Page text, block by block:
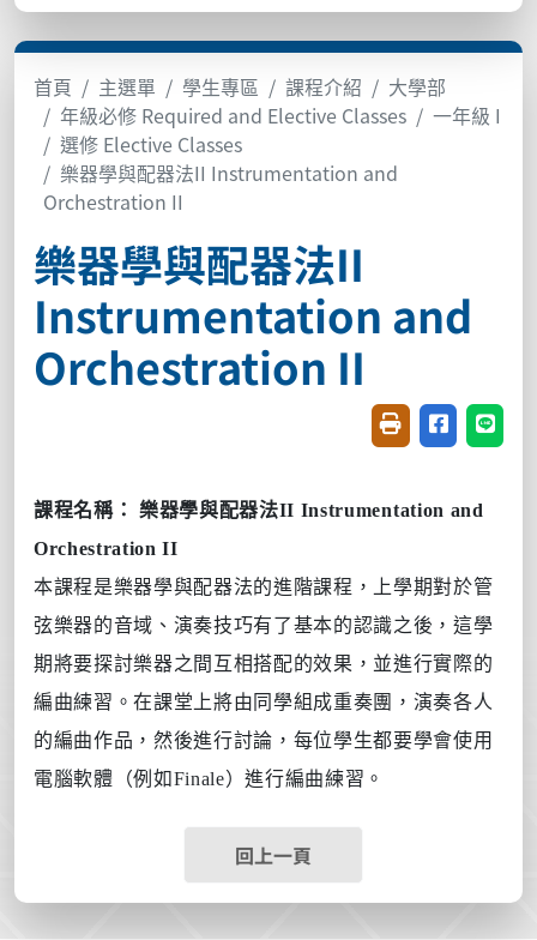
首頁 主選單 學生專區 課程介紹
大學部
年級必修 Required and Elective Classes
一年級 I
選修 Elective Classes
樂器學與配器法II Instrumentation and
Orchestration II
樂器學與配器法II
Instrumentation and
Orchestration II
友善列印(開新視
分享至臉書
分享
課程名稱：樂器學與配器法II Instrumentation and
Orchestration II
本課程是樂器學與配器法的進階課程，上學期對於管
弦樂器的音域、演奏技巧有了基本的認識之後，這學
期將要探討樂器之間互相搭配的效果，並進行實際的
編曲練習。在課堂上將由同學組成重奏團，演奏各人
的編曲作品，然後進行討論，每位學生都要學會使用
電腦軟體（例如Finale）進行編曲練習。
回上一頁